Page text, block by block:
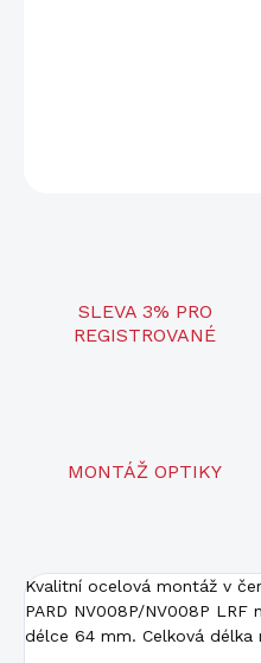
SLEVA 3% PRO
REGISTROVANÉ
MONTÁŽ OPTIKY
Kvalitní ocelová montáž v
PARD NV008P/NV008P
délce 64 mm. Celková délka